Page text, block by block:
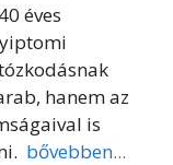
éves
hanem az
is
bővebben...